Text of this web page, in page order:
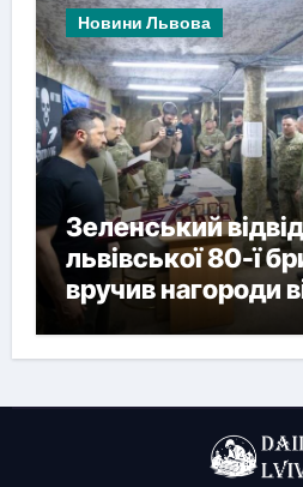
Новини Львова
Зеленський
львівської 80-ї
вручив нагороди